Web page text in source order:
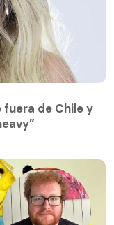
fuera de Chile y